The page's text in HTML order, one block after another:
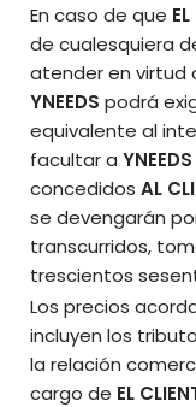
En caso de que
de cualesquiera
atender en virtud
YNEEDS podrá
equivalente al
facultar a YNEEDS
concedidos AL
se devengarán
transcurridos,
trescientos
Los precios
incluyen los
la relación
cargo de EL